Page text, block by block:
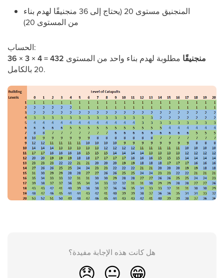
المنجنيق مستوى 20 (يحتاج إلى 36 منجنيقًا لهدم بناء
من المستوى 20)
الحساب:
36 × 3 × 4 = 432 منجنيقًا مطلوبة لهدم بناء واحد من المستوى
20 بالكامل.
هل كانت هذه الإجابة مفيدة؟
😞 😐 😁